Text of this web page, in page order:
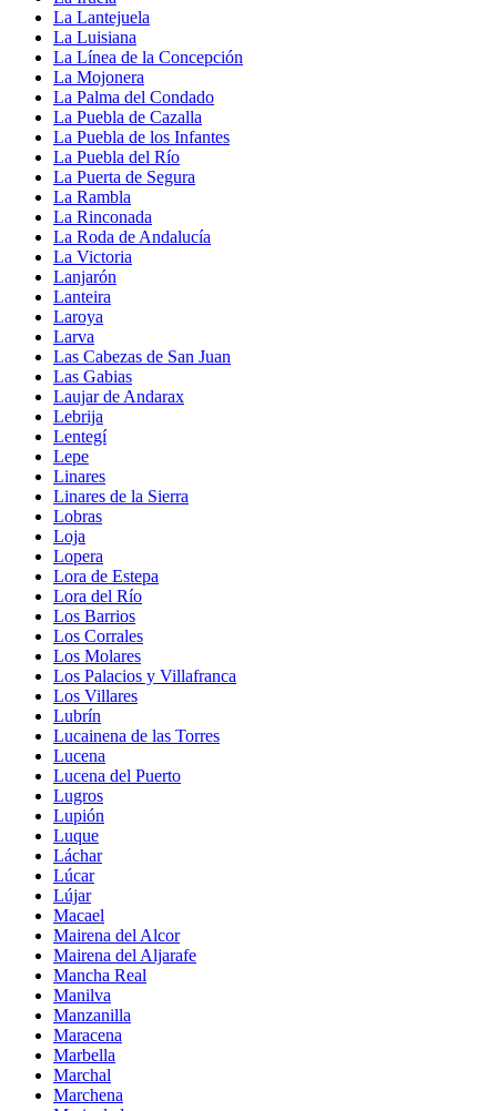
La Lantejuela
La Luisiana
La Línea de la Concepción
La Mojonera
La Palma del Condado
La Puebla de Cazalla
La Puebla de los Infantes
La Puebla del Río
La Puerta de Segura
La Rambla
La Rinconada
La Roda de Andalucía
La Victoria
Lanjarón
Lanteira
Laroya
Larva
Las Cabezas de San Juan
Las Gabias
Laujar de Andarax
Lebrija
Lentegí
Lepe
Linares
Linares de la Sierra
Lobras
Loja
Lopera
Lora de Estepa
Lora del Río
Los Barrios
Los Corrales
Los Molares
Los Palacios y Villafranca
Los Villares
Lubrín
Lucainena de las Torres
Lucena
Lucena del Puerto
Lugros
Lupión
Luque
Láchar
Lúcar
Lújar
Macael
Mairena del Alcor
Mairena del Aljarafe
Mancha Real
Manilva
Manzanilla
Maracena
Marbella
Marchal
Marchena